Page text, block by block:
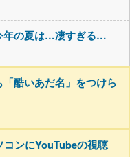
年の夏は…凄すぎる…
「酷いあだ名」をつけら
コンにYouTubeの視聴